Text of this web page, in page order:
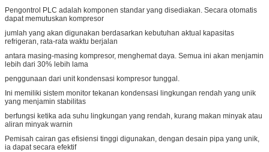
Pengontrol PLC adalah komponen standar yang disediakan. Secara otomatis
dapat memutuskan kompresor
jumlah yang akan digunakan berdasarkan kebutuhan aktual kapasitas
refrigeran, rata-rata waktu berjalan
antara masing-masing kompresor, menghemat daya. Semua ini akan menjamin
lebih dari 30% lebih lama
penggunaan dari unit kondensasi kompresor tunggal.
Ini memiliki sistem monitor tekanan kondensasi lingkungan rendah yang unik
yang menjamin stabilitas
berfungsi ketika ada suhu lingkungan yang rendah, kurang makan minyak atau
aliran minyak warnin
Pemisah cairan gas efisiensi tinggi digunakan, dengan desain pipa yang unik,
ia dapat secara efektif